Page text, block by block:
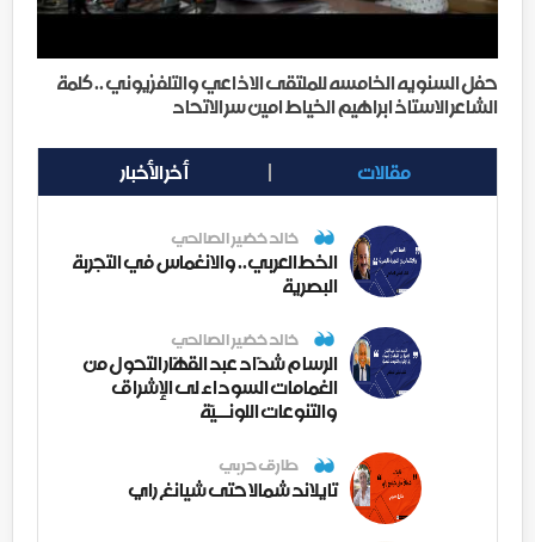
حفل السنويه الخامسه للملتقى الاذاعي والتلفزيوني .. كلمة
الشاعر الاستاذ ابراهيم الخياط امين سر الاتحاد
مقالات أخر الأخبار
خالد خضير الصالحي
الخط العربي.. والانغماس في التجربة
البصرية
خالد خضير الصالحي
الرسام شدّاد عبد القهّار التحول من
الغمامات السوداء لى الإشراق
والتنوعات اللونــيّة
طارق حربي
تايلاند شمالا حتى شيانغ راي